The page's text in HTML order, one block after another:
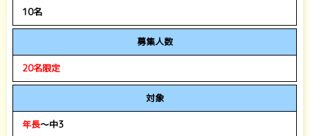
10名
募集人数
20名限定
対象
年長～中3